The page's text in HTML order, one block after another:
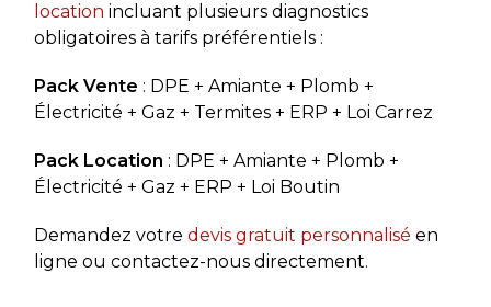
location incluant plusieurs diagnostics
obligatoires à tarifs préférentiels :
Pack Vente : DPE + Amiante + Plomb +
Électricité + Gaz + Termites + ERP + Loi Carrez
Pack Location : DPE + Amiante + Plomb +
Électricité + Gaz + ERP + Loi Boutin
Demandez votre devis gratuit personnalisé en
ligne ou contactez-nous directement.